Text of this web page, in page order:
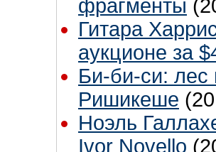
фрагменты
Гитара
аукционе за
Би-би-си: лес
Ришикеше
Ноэль
Ivor Novello